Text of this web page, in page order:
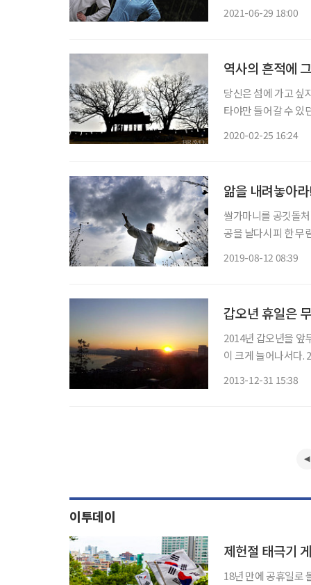
2021-06-29 18:00
역사의 흔적에
당신은 섬에 가고 싶
타야만 들어갈 수 있
2020-02-25 16:24
앎을 내려놓아
쌀가마니를 공깃돌
공을 날다시피 한 무
2019-08-12 08:39
갑오년 휴일은
2014년 갑오년을 앞
이 크게 늘어나서다. 25일 안전행정부 자료에 따르면 2014년 갑오년의 공휴일은 67일로 집계
2013-12-31 15:38
이투데이
제헌절 태극기
18년 만에 공휴일로